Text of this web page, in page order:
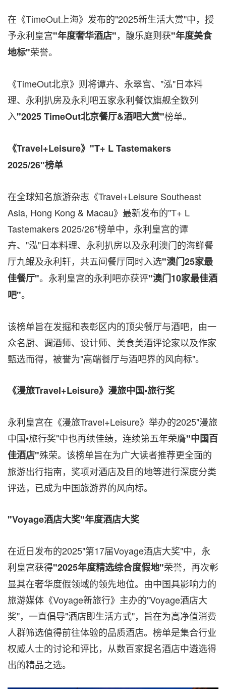
在《TimeOut上海》发布的"2025新生活大赏"中，授
予永利皇宫"年度奢华酒店"，馥乐庭则获"年度美食
地标"荣誉。
《TimeOut北京》则将谭卉、永翠宫、"泓"日本料
理、永利扒房及永利吧五家永利餐饮旗舰全数列
入"2025 TimeOut北京餐厅&酒吧大赏"榜单。
《Travel+Leisure》 "T+ L Tastemakers
2025/26"榜单
在全球知名旅游杂志《Travel+Leisure Southeast
Asia, Hong Kong & Macau》最新发布的"T+ L
Tastemakers 2025/26"榜单中，永利皇宫的谭
卉、"泓"日本料理、永利扒房以及永利澳门的海鲜餐
厅九鲲及永利轩，共五间餐厅同时入选"澳门25家最
佳餐厅"。永利皇宫的永利吧亦获评"澳门10家最佳酒
吧"。
该榜单旨在发掘和表彰区内的顶尖餐厅与酒吧，由一
众名厨、调酒师、设计师、美食美酒评论家以及作家
甄选而得，被誉为"高端餐厅与酒吧界的风向标"。
《漫旅Travel+Leisure》漫旅中国•旅行奖
永利皇宫在《漫旅Travel+Leisure》举办的2025"漫旅
中国•旅行奖"中也再续佳绩，连续第五年荣膺"中国百
佳酒店"殊荣。该榜单旨在为广大读者推荐更全面的
旅游出行指南，奖项对酒店及目的地等进行深度分类
评选，已成为中国旅游界的风向标。
"Voyage酒店大奖"年度酒店大奖
在近日发布的2025"第17届Voyage酒店大奖"中，永
利皇宫获得"2025年度精选综合度假地"荣誉，再次彰
显其在奢华度假领域的领先地位。由中国具影响力的
旅游媒体《Voyage新旅行》主办的"Voyage酒店大
奖"，一直倡导"酒店即生活方式"，旨在为高净值消费
人群筛选值得前往体验的品质酒店。榜单是集合行业
权威人士的讨论和评比，从数百家提名酒店中遴选得
出的精品之选。